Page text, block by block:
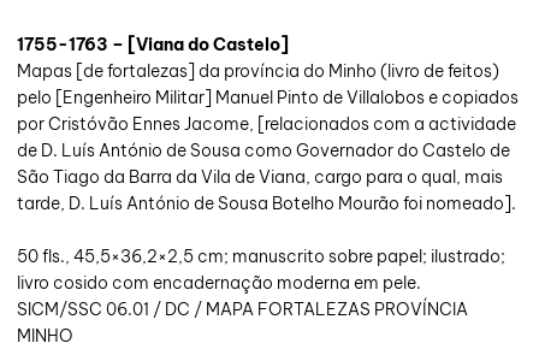
1755-1763 – [Viana do Castelo]
Mapas [de fortalezas] da província do Minho (livro de feitos)
pelo [Engenheiro Militar] Manuel Pinto de Villalobos e copiados
por Cristóvão Ennes Jacome, [relacionados com a actividade
de D. Luís António de Sousa como Governador do Castelo de
São Tiago da Barra da Vila de Viana, cargo para o qual, mais
tarde, D. Luís António de Sousa Botelho Mourão foi nomeado].
50 fls., 45,5×36,2×2,5 cm; manuscrito sobre papel; ilustrado;
livro cosido com encadernação moderna em pele.
SICM/SSC 06.01 / DC / MAPA FORTALEZAS PROVÍNCIA
MINHO